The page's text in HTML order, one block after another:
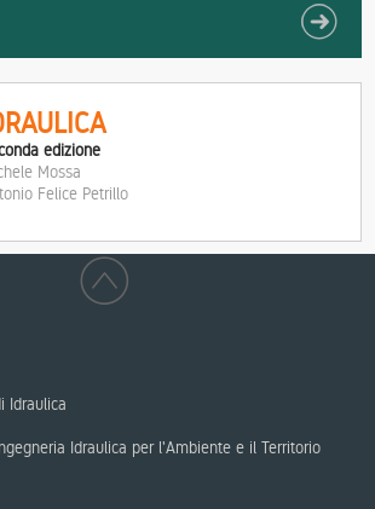
edizione
Mossa
Felice Petrillo
Idraulica
Idraulica per l'Ambiente e il Territorio